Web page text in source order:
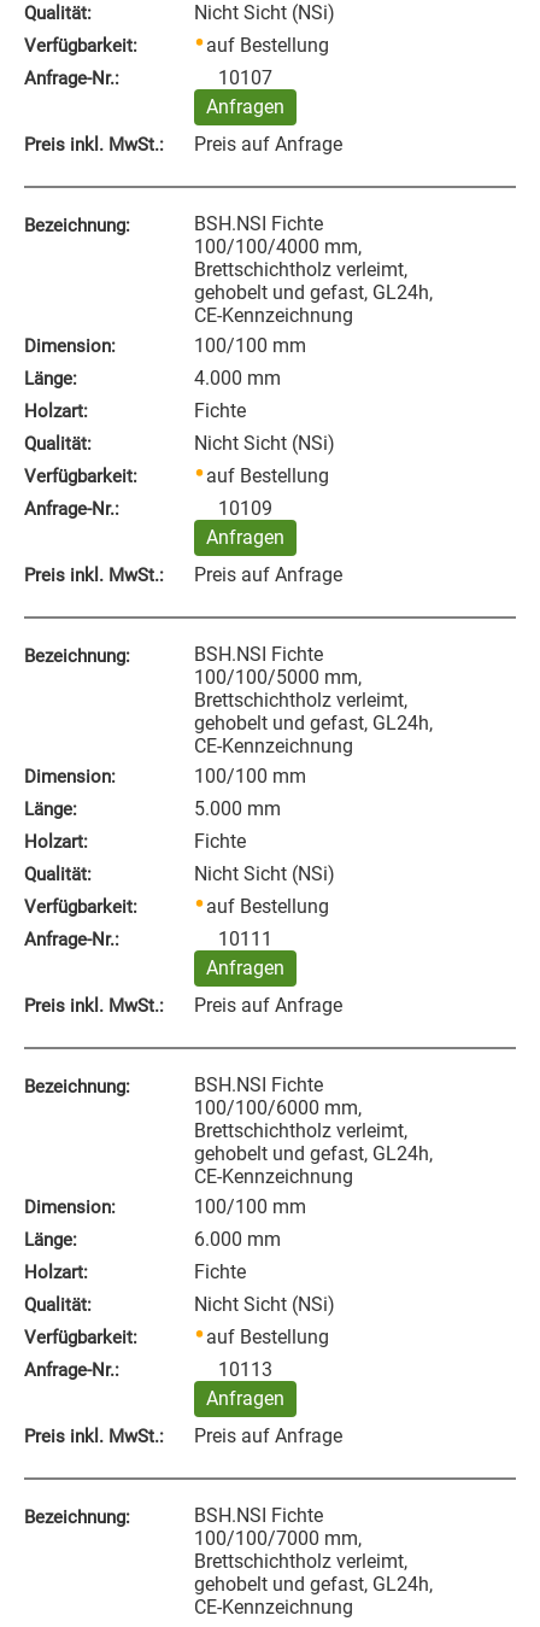
Qualität: Nicht Sicht (NSi)
Verfügbarkeit: auf Bestellung
Anfrage‑Nr.:
10107
Anfragen
Preis inkl. MwSt.: Preis auf Anfrage
Bezeichnung:
BSH.NSI Fichte
100/100/4000 mm,
Brettschichtholz verleimt,
gehobelt und gefast, GL24h,
CE-Kennzeichnung
Dimension: 100/100 mm
Länge: 4.000 mm
Holzart: Fichte
Qualität: Nicht Sicht (NSi)
Verfügbarkeit: auf Bestellung
Anfrage‑Nr.:
10109
Anfragen
Preis inkl. MwSt.: Preis auf Anfrage
Bezeichnung:
BSH.NSI Fichte
100/100/5000 mm,
Brettschichtholz verleimt,
gehobelt und gefast, GL24h,
CE-Kennzeichnung
Dimension: 100/100 mm
Länge: 5.000 mm
Holzart: Fichte
Qualität: Nicht Sicht (NSi)
Verfügbarkeit: auf Bestellung
Anfrage‑Nr.:
10111
Anfragen
Preis inkl. MwSt.: Preis auf Anfrage
Bezeichnung:
BSH.NSI Fichte
100/100/6000 mm,
Brettschichtholz verleimt,
gehobelt und gefast, GL24h,
CE-Kennzeichnung
Dimension: 100/100 mm
Länge: 6.000 mm
Holzart: Fichte
Qualität: Nicht Sicht (NSi)
Verfügbarkeit: auf Bestellung
Anfrage‑Nr.:
10113
Anfragen
Preis inkl. MwSt.: Preis auf Anfrage
Bezeichnung:
BSH.NSI Fichte
100/100/7000 mm,
Brettschichtholz verleimt,
gehobelt und gefast, GL24h,
CE-Kennzeichnung